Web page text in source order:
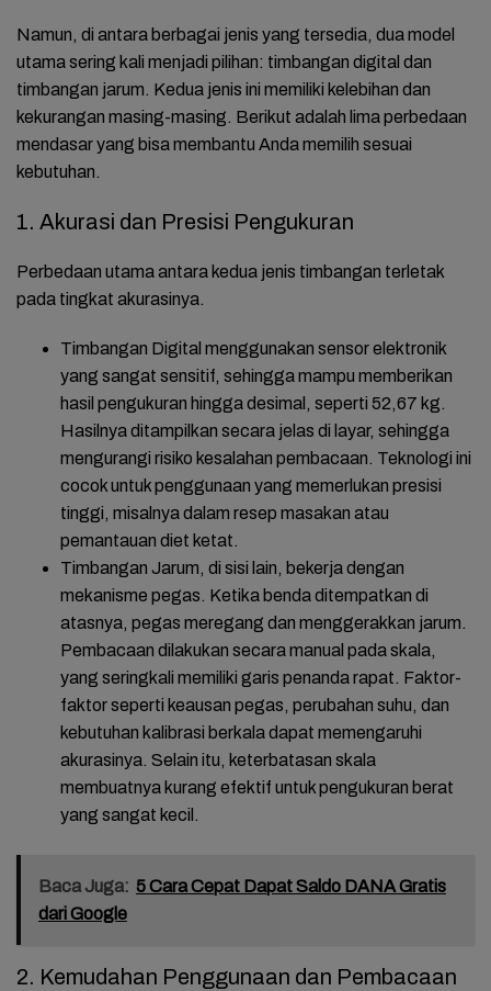
Namun, di antara berbagai jenis yang tersedia, dua model
utama sering kali menjadi pilihan: timbangan digital dan
timbangan jarum. Kedua jenis ini memiliki kelebihan dan
kekurangan masing-masing. Berikut adalah lima perbedaan
mendasar yang bisa membantu Anda memilih sesuai
kebutuhan.
1. Akurasi dan Presisi Pengukuran
Perbedaan utama antara kedua jenis timbangan terletak
pada tingkat akurasinya.
Timbangan Digital menggunakan sensor elektronik
yang sangat sensitif, sehingga mampu memberikan
hasil pengukuran hingga desimal, seperti 52,67 kg.
Hasilnya ditampilkan secara jelas di layar, sehingga
mengurangi risiko kesalahan pembacaan. Teknologi ini
cocok untuk penggunaan yang memerlukan presisi
tinggi, misalnya dalam resep masakan atau
pemantauan diet ketat.
Timbangan Jarum, di sisi lain, bekerja dengan
mekanisme pegas. Ketika benda ditempatkan di
atasnya, pegas meregang dan menggerakkan jarum.
Pembacaan dilakukan secara manual pada skala,
yang seringkali memiliki garis penanda rapat. Faktor-
faktor seperti keausan pegas, perubahan suhu, dan
kebutuhan kalibrasi berkala dapat memengaruhi
akurasinya. Selain itu, keterbatasan skala
membuatnya kurang efektif untuk pengukuran berat
yang sangat kecil.
Baca Juga: 5 Cara Cepat Dapat Saldo DANA Gratis
dari Google
2. Kemudahan Penggunaan dan Pembacaan